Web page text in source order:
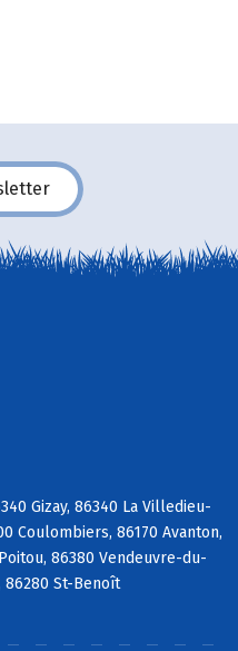
Gizay, 86340 La Villedieu-
Coulombiers, 86170 Avanton,
86380 Vendeuvre-du-
86280 St-Benoît